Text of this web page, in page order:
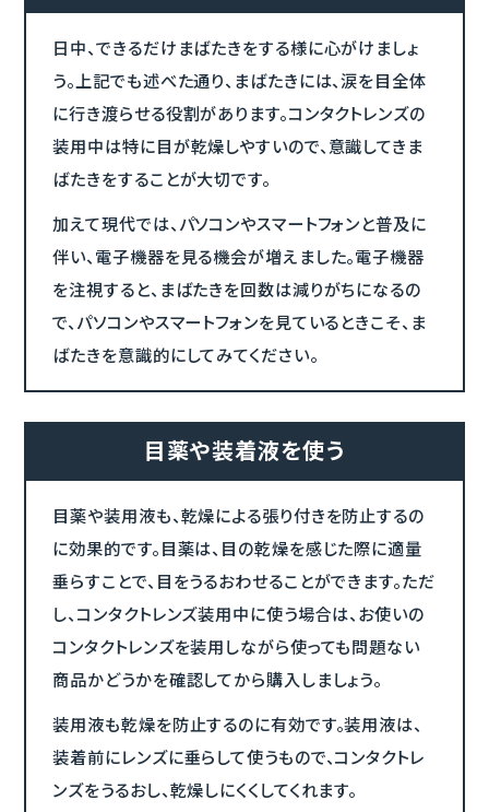
日中、できるだけまばたきをする様に心がけましょ
う。上記でも述べた通り、まばたきには、涙を目全体
に行き渡らせる役割があります。コンタクトレンズの
装用中は特に目が乾燥しやすいので、意識してきま
ばたきをすることが大切です。
加えて現代では、パソコンやスマートフォンと普及に
伴い、電子機器を見る機会が増えました。電子機器
を注視すると、まばたきを回数は減りがちになるの
で、パソコンやスマートフォンを見ているときこそ、ま
ばたきを意識的にしてみてください。
目薬や装着液を使う
目薬や装用液も、乾燥による張り付きを防止するの
に効果的です。目薬は、目の乾燥を感じた際に適量
垂らすことで、目をうるおわせることができます。ただ
し、コンタクトレンズ装用中に使う場合は、お使いの
コンタクトレンズを装用しながら使っても問題ない
商品かどうかを確認してから購入しましょう。
装用液も乾燥を防止するのに有効です。装用液は、
装着前にレンズに垂らして使うもので、コンタクトレ
ンズをうるおし、乾燥しにくくしてくれます。